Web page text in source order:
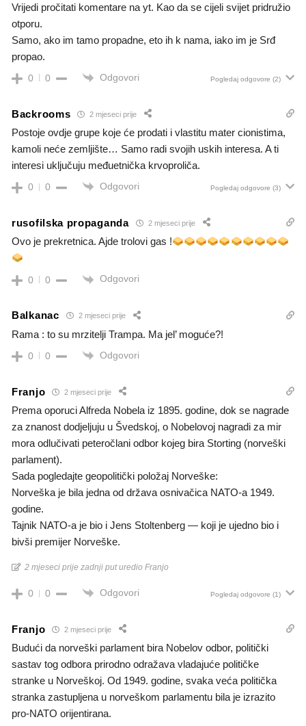
Vrijedi pročitati komentare na yt. Kao da se cijeli svijet pridružio
otporu.
Samo, ako im tamo propadne, eto ih k nama, iako im je Srđ
propao.
0 0 Odgovori Pogledaj odgovore (2)
Backrooms 2 mjeseci prije
Postoje ovdje grupe koje će prodati i vlastitu mater cionistima,
kamoli neće zemljište… Samo radi svojih uskih interesa. A ti
interesi uključuju međuetnička krvoproliča.
0 0 Odgovori Pogledaj odgovore (3)
rusofilska propaganda 2 mjeseci prije
Ovo je prekretnica. Ajde trolovi gas !
0 0 Odgovori
Balkanac 2 mjeseci prije
Rama : to su mrzitelji Trampa. Ma jel’ moguće?!
0 0 Odgovori
Franjo 2 mjeseci prije
Prema oporuci Alfreda Nobela iz 1895. godine, dok se nagrade
za znanost dodjeljuju u Švedskoj, o Nobelovoj nagradi za mir
mora odlučivati peteročlani odbor kojeg bira Storting (norveški
parlament).
​Sada pogledajte geopolitički položaj Norveške:
​Norveška je bila jedna od država osnivačica NATO-a 1949.
godine.
​Tajnik NATO-a je bio i Jens Stoltenberg — koji je ujedno bio i
bivši premijer Norveške.
2 mjeseci prije zadnji put uredio Franjo
0 0 Odgovori Pogledaj odgovore (1)
Franjo 2 mjeseci prije
Budući da norveški parlament bira Nobelov odbor, politički
sastav tog odbora prirodno odražava vladajuće političke
stranke u Norveškoj. Od 1949. godine, svaka veća politička
stranka zastupljena u norveškom parlamentu bila je izrazito
pro-NATO orijentirana.